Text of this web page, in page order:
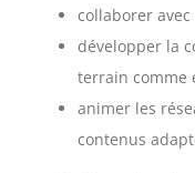
collaborer avec
développer la
terrain comme
animer les
contenus